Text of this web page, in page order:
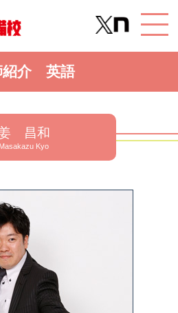
紹介 英語
昌和
Masakazu Kyo